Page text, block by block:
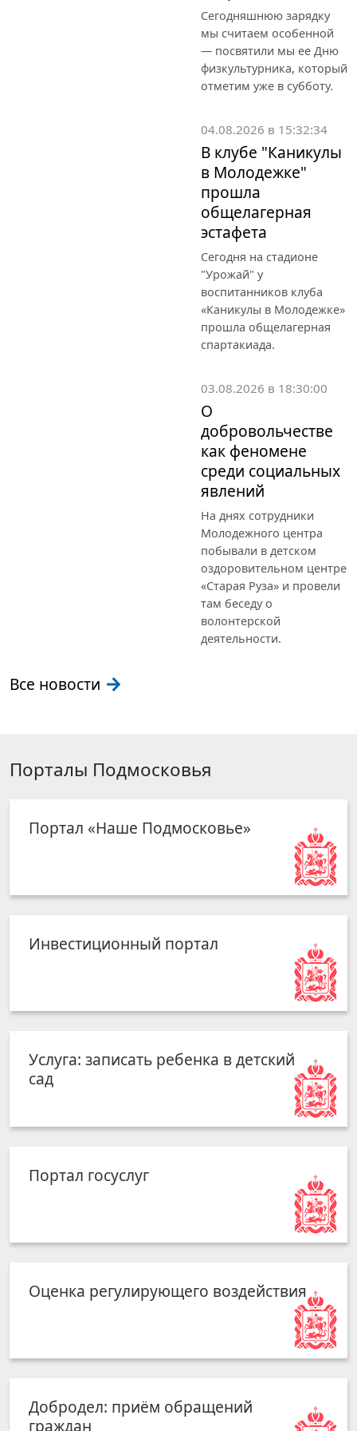
Сегодняшнюю зарядку
мы считаем особенной
— посвятили мы ее Дню
физкультурника, который
отметим уже в субботу.
04.08.2026 в 15:32:34
В клубе "Каникулы
в Молодежке"
прошла
общелагерная
эстафета
Сегодня на стадионе
"Урожай" у
воспитанников клуба
«Каникулы в Молодежке»
прошла общелагерная
спартакиада.
03.08.2026 в 18:30:00
О
добровольчестве
как феномене
среди социальных
явлений
На днях сотрудники
Молодежного центра
побывали в детском
оздоровительном центре
«Старая Руза» и провели
там беседу о
волонтерской
деятельности.
Все новости
Порталы Подмосковья
Портал «Наше Подмосковье»
Инвестиционный портал
Услуга: записать ребенка в детский
сад
Портал госуслуг
Оценка регулирующего воздействия
Добродел: приём обращений
граждан